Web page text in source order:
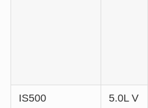
IS500
5.0L V